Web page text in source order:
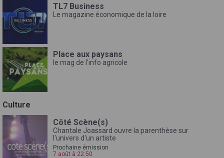
TL7 Business
Le magazine économique de la loire
Place aux paysans
le mag de l'info agricole
Culture
Côté Scène(s)
Chantale Joassard ouvre la parenthèse sur
l'univers d'un artiste
Prochaine émission
7 août à 22:50